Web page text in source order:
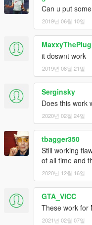
Can u put
2019년 06월 10일
MaxxyThePlug
it doswnt work
2019년 08월 21일
Serginsky
Does this work
2020년 02월 24일
tbagger350
Still working
of all time and
2020년 12월 16일
GTA_VICC
These work for
2021년 02월 07일